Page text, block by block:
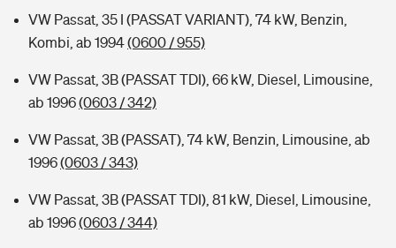
VW Passat, 35 I (PASSAT VARIANT), 74 kW, Benzin,
Kombi, ab 1994(0600 / 955)
VW Passat, 3B (PASSAT TDI), 66 kW, Diesel, Limousine,
ab 1996(0603 / 342)
VW Passat, 3B (PASSAT), 74 kW, Benzin, Limousine, ab
1996(0603 / 343)
VW Passat, 3B (PASSAT TDI), 81 kW, Diesel, Limousine,
ab 1996(0603 / 344)